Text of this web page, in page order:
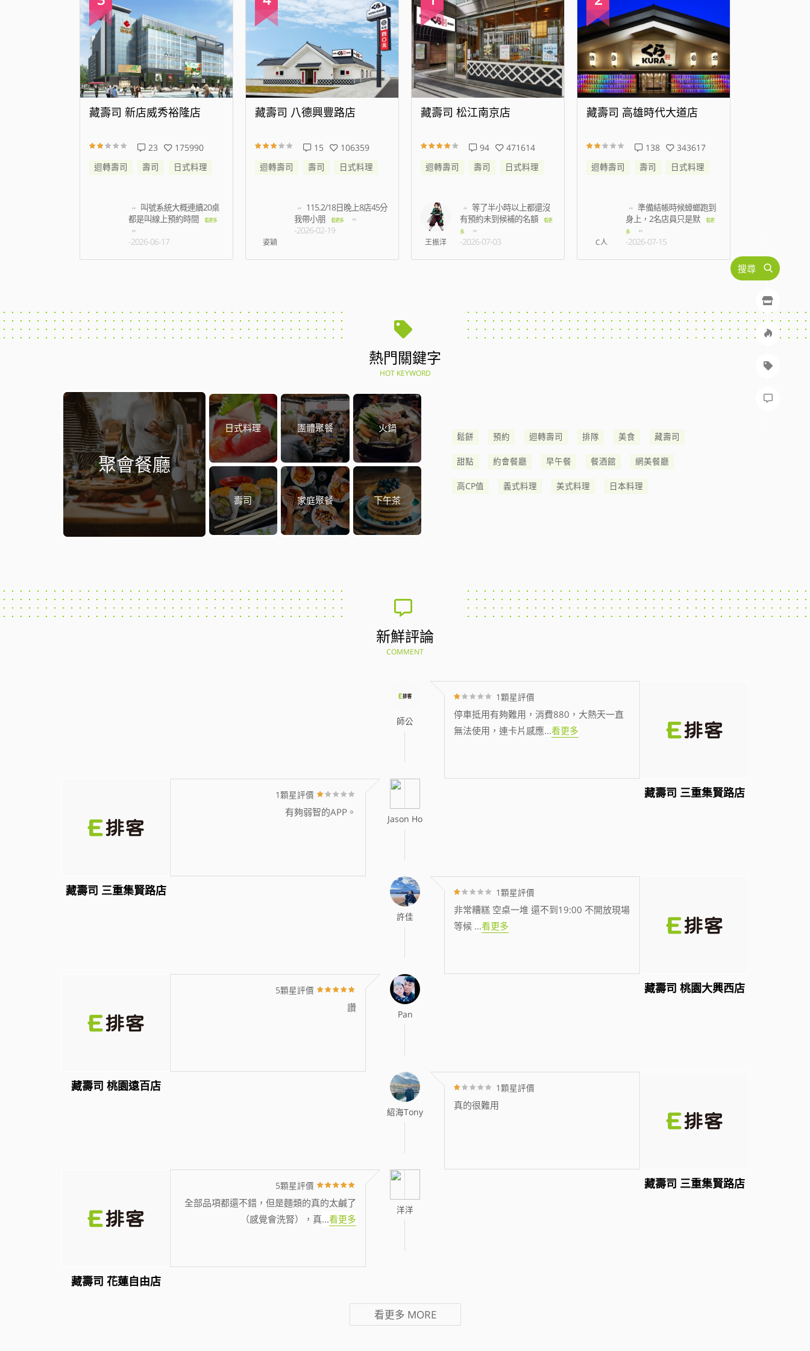
搜尋
藏壽司 新店威秀裕隆店
23
175990
迴轉壽司
壽司 日式料理
叫號系統大概連續20桌
都是叫線上預約時間
看更多
-2026-06-17
藏壽司 八德興豐路店
15
106359
迴轉壽司
壽司 日式料理
姿穎
115.2/18日晚上8店45分
我帶小朋
看更多
-2026-02-19
藏壽司 松江南京店
94
471614
迴轉壽司
壽司 日式料理
王振洋
等了半小時以上都還沒
有預約未到候補的名額
看更
多
-2026-07-03
藏壽司 高雄時代大道店
138
343617
迴轉壽司
壽司 日式料理
C人
準備結帳時候蟑螂跑到
身上，2名店員只是默
看更
多
-2026-07-15
熱門關鍵字
HOT KEYWORD
聚會餐廳
日式料理 團體聚餐 火鍋
壽司 家庭聚餐 下午茶
鬆餅 預約 迴轉壽司 排隊 美食 藏壽司
甜點 約會餐廳 早午餐 餐酒館 網美餐廳
高CP值 義式料理 美式料理 日本料理
新鮮評論
COMMENT
師公
1顆星評價
停車抵用有夠難用，消費880，大熱天一直
無法使用，連卡片感應...看更多
藏壽司 三重集賢路店
Jason Ho
1顆星評價
有夠弱智的APP。
藏壽司 三重集賢路店
許佳
1顆星評價
非常糟糕 空桌一堆 還不到19:00 不開放現場
等候 ...看更多
藏壽司 桃園大興西店
Pan
5顆星評價
讚
藏壽司 桃園遠百店
紹海Tony
1顆星評價
真的很難用
藏壽司 三重集賢路店
洋洋
5顆星評價
全部品項都還不錯，但是麵類的真的太鹹了
（感覺會洗腎），真...看更多
藏壽司 花蓮自由店
看更多 MORE